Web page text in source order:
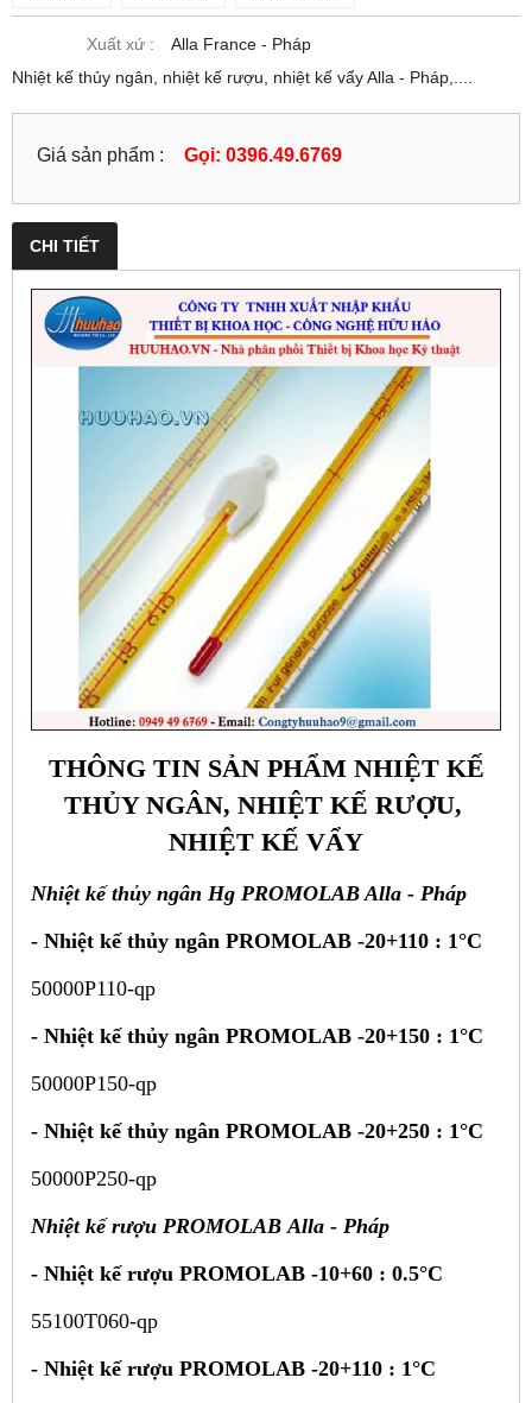
Xuất xứ :
Alla France - Pháp
Nhiệt kế thủy ngân, nhiệt kế rượu, nhiệt kế vẩy Alla - Pháp,....
Giá sản phẩm : Gọi: 0396.49.6769
CHI TIẾT
THÔNG TIN SẢN PHẨM NHIỆT KẾ
THỦY NGÂN, NHIỆT KẾ RƯỢU,
NHIỆT KẾ VẨY
Nhiệt kế thủy ngân Hg PROMOLAB Alla - Pháp
- Nhiệt kế thủy ngân PROMOLAB -20+110 : 1°C
50000P110-qp
- Nhiệt kế thủy ngân PROMOLAB -20+150 : 1°C
50000P150-qp
- Nhiệt kế thủy ngân PROMOLAB -20+250 : 1°C
50000P250-qp
Nhiệt kế rượu PROMOLAB Alla - Pháp
- Nhiệt kế rượu PROMOLAB -10+60 : 0.5°C
55100T060-qp
- Nhiệt kế rượu PROMOLAB -20+110 : 1°C